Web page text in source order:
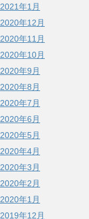
2021年1月
2020年12月
2020年11月
2020年10月
2020年9月
2020年8月
2020年7月
2020年6月
2020年5月
2020年4月
2020年3月
2020年2月
2020年1月
2019年12月